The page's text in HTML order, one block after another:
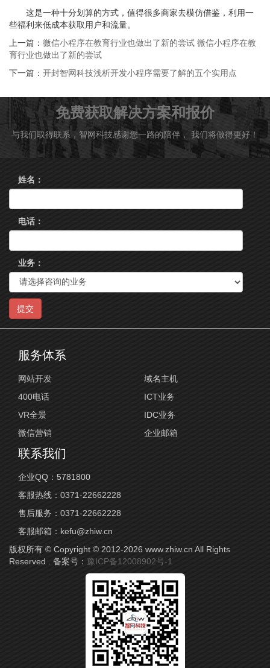
这是一种十分划算的方式，值得很多商家去模仿借鉴，利用一
些福利来低成本获取用户和流量。
上一篇： 微信小程序在教育行业也做出了新的尝试 微信小程序在教
育行业也做出了新的尝试
下一篇： 开封智网科技浅析开发小程序需要了解的五个实用点
免费获取解决方案和报价
与我们取得联系，智网科技感谢您一路的陪伴， 我们将做得更好！
姓名：
电话：
业务：
提交
服务体系
网站开发
400电话
VR全景
微信营销
域名主机
ICT业务
IDC业务
企业邮箱
联系我们
企业QQ： 5781800
客服热线： 0371-22662228
售后服务： 0371-22662228
客服邮箱： kefu@zhiw.cn
版权所有 © Copyright © 2012-2026 www.zhiw.cn All Rights
Reserved . 备案号： 豫ICP备12008902号-1